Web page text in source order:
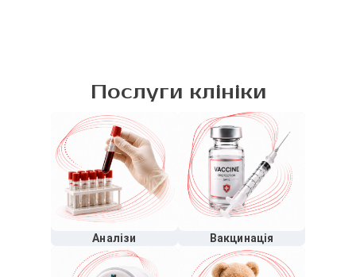
Послуги клініки
Аналізи Вакцинація